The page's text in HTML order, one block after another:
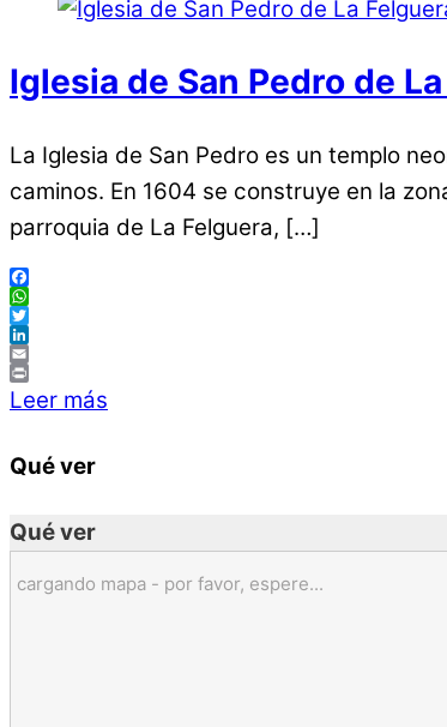
Iglesia de San Pedro de
La Iglesia de San Pedro es un templo
caminos. En 1604 se construye en la
parroquia de La Felguera, […]
Facebook
WhatsApp
Twitter
LinkedIn
Email
Print
Leer más
Qué ver
Qué ver
cargando mapa - por favor, espere...